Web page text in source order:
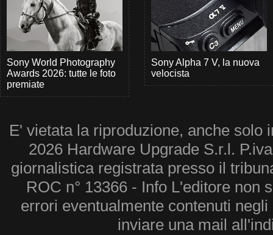
Sony World Photography
Awards 2026: tutte le foto
premiate
Sony Alpha 7 V, la nuova
velocista
E' vietata la riproduzione, anche solo
2026 Hardware Upgrade S.r.l.
giornalistica registrata presso il
ROC n° 13366 - Info L'editore non
errori eventualmente contenuti
inviare una mail